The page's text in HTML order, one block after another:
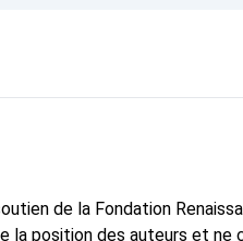
de la Fondation
position des auteurs et